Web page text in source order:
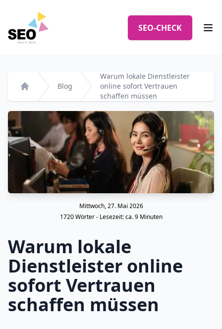
SEO-CHECK
Startseite
Blog
Warum lokale Dienstleister
online sofort Vertrauen
schaffen müssen
Mittwoch, 27. Mai 2026
1720Wörter - Lesezeit: ca.9Minuten
Warum lokale
Dienstleister online
sofort Vertrauen
schaffen müssen